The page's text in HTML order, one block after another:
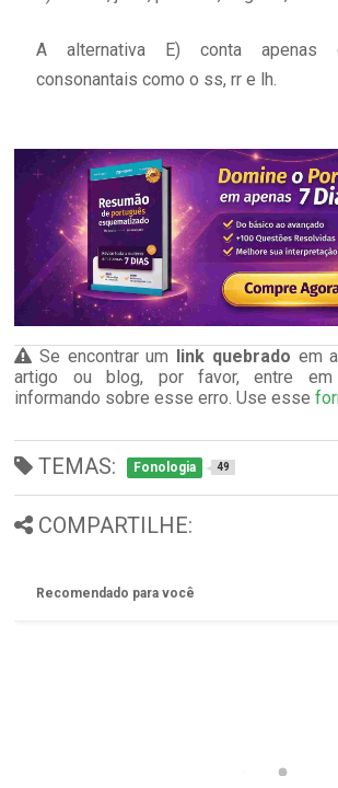
A alternativa E) conta apenas
consonantais como o ss, rr e lh.
Se encontrar um link quebrado em
artigo ou blog, por favor, entre em
informando sobre esse erro. Use esse
TEMAS: Fonologia 49
COMPARTILHE:
Recomendado para você